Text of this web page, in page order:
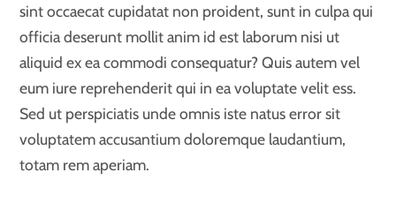
sint occaecat cupidatat non proident, sunt in culpa qui
officia deserunt mollit anim id est laborum nisi ut
aliquid ex ea commodi consequatur? Quis autem vel
eum iure reprehenderit qui in ea voluptate velit ess.
Sed ut perspiciatis unde omnis iste natus error sit
voluptatem accusantium doloremque laudantium,
totam rem aperiam.